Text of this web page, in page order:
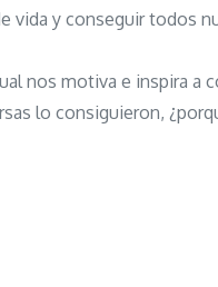
vida y conseguir todos
nos motiva e inspira a
lo consiguieron,